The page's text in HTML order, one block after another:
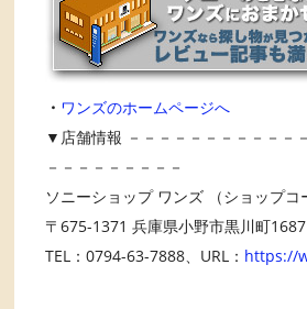
・ ワンズのホームページへ
▼店舗情報 －－－－－－－－－－－
－－－－－－－－－
ソニーショップ ワンズ （ショップコ
〒675-1371 兵庫県小野市黒川町1687
TEL：0794-63-7888、URL： https://